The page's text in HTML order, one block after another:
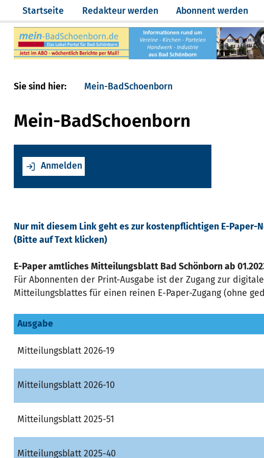
Direkt
Inhalt
Startseite Redakteur werden Abonnent werden
Anmelden
Sie sind hier: Mein-BadSchoenborn
Mein-BadSchoenborn
Anmelden
Nur mit diesem Link geht es zur kostenpflichtigen E-
(Bitte auf Text klicken)
E-Paper amtliches Mitteilungsblatt Bad Schönborn ab
Für Abonnenten der Print-Ausgabe ist der Zugang zur
Mitteilungsblattes für einen reinen E-Paper-Zugang (ohne
Ausgabe
Mitteilungsblatt 2026-19
Mitteilungsblatt 2026-10
Mitteilungsblatt 2025-51
Mitteilungsblatt 2025-40